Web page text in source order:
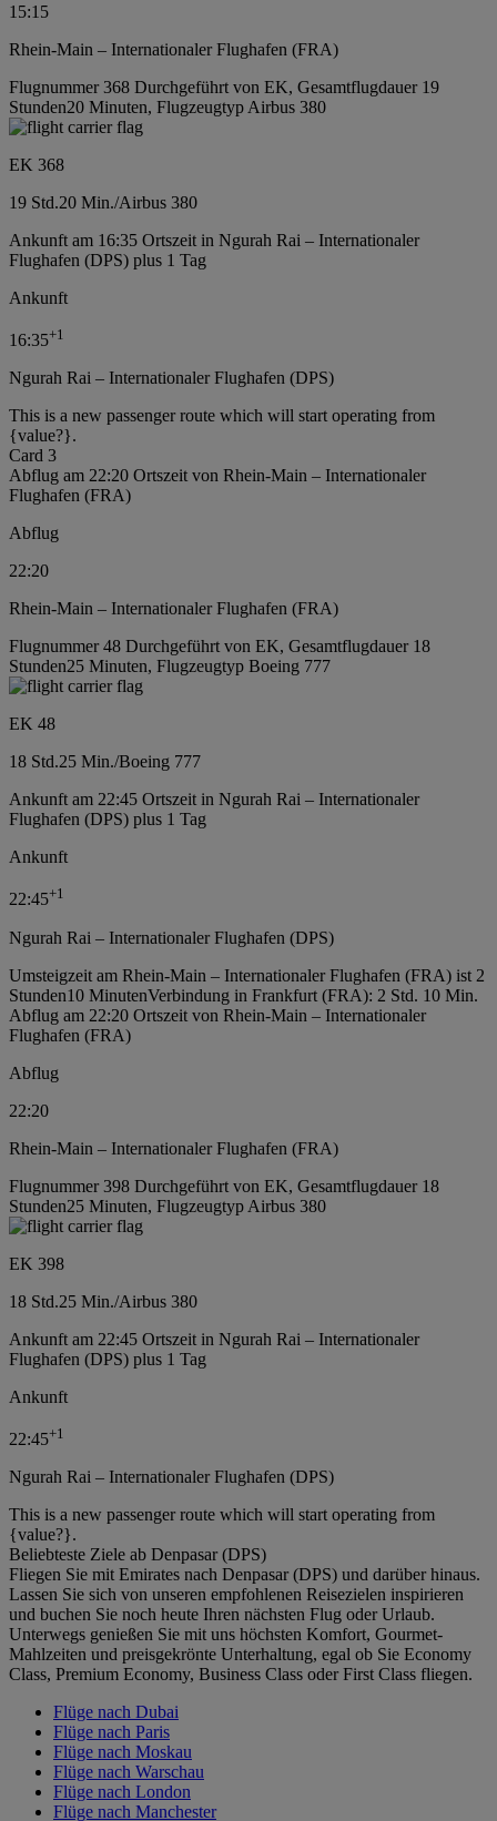
15:15
Rhein-Main – Internationaler Flughafen (FRA)
Flugnummer 368 Durchgeführt von EK, Gesamtflugdauer 19
Stunden20 Minuten, Flugzeugtyp Airbus 380
EK 368
19 Std.20 Min./Airbus 380
Ankunft am 16:35 Ortszeit in Ngurah Rai – Internationaler
Flughafen (DPS) plus 1 Tag
Ankunft
16:35+1
Ngurah Rai – Internationaler Flughafen (DPS)
This is a new passenger route which will start operating from
{value?}.
Card 3
Abflug am 22:20 Ortszeit von Rhein-Main – Internationaler
Flughafen (FRA)
Abflug
22:20
Rhein-Main – Internationaler Flughafen (FRA)
Flugnummer 48 Durchgeführt von EK, Gesamtflugdauer 18
Stunden25 Minuten, Flugzeugtyp Boeing 777
EK 48
18 Std.25 Min./Boeing 777
Ankunft am 22:45 Ortszeit in Ngurah Rai – Internationaler
Flughafen (DPS) plus 1 Tag
Ankunft
22:45+1
Ngurah Rai – Internationaler Flughafen (DPS)
Umsteigzeit am Rhein-Main – Internationaler Flughafen (FRA) ist 2
Stunden10 MinutenVerbindung in Frankfurt (FRA): 2 Std. 10 Min.
Abflug am 22:20 Ortszeit von Rhein-Main – Internationaler
Flughafen (FRA)
Abflug
22:20
Rhein-Main – Internationaler Flughafen (FRA)
Flugnummer 398 Durchgeführt von EK, Gesamtflugdauer 18
Stunden25 Minuten, Flugzeugtyp Airbus 380
EK 398
18 Std.25 Min./Airbus 380
Ankunft am 22:45 Ortszeit in Ngurah Rai – Internationaler
Flughafen (DPS) plus 1 Tag
Ankunft
22:45+1
Ngurah Rai – Internationaler Flughafen (DPS)
This is a new passenger route which will start operating from
{value?}.
Beliebteste Ziele ab Denpasar (DPS)
Fliegen Sie mit Emirates nach Denpasar (DPS) und darüber hinaus.
Lassen Sie sich von unseren empfohlenen Reisezielen inspirieren
und buchen Sie noch heute Ihren nächsten Flug oder Urlaub.
Unterwegs genießen Sie mit uns höchsten Komfort, Gourmet-
Mahlzeiten und preisgekrönte Unterhaltung, egal ob Sie Economy
Class, Premium Economy, Business Class oder First Class fliegen.
Flüge nach Dubai
Flüge nach Paris
Flüge nach Moskau
Flüge nach Warschau
Flüge nach London
Flüge nach Manchester